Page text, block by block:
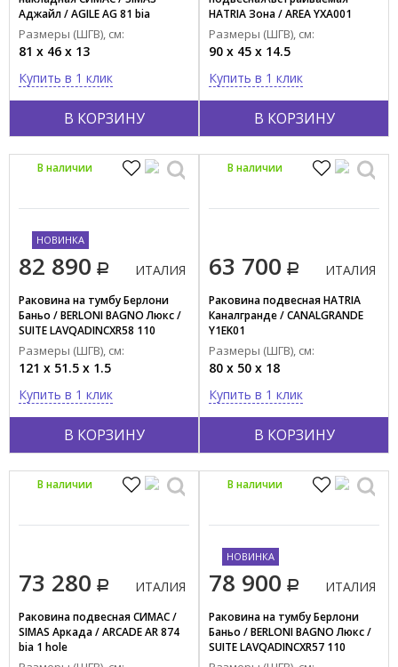
В КОРЗИНУ
Аджайл / AGILE AG 81 bia
Размеры (ШГВ), см:
81 x 46 x 13
Купить в 1 клик
В КОРЗИНУ
HATRIA Зона / AREA YXA001
Размеры (ШГВ), см:
90 x 45 x 14.5
Купить в 1 клик
82 890
В КОРЗИНУ
ИТАЛИЯ
Раковина на тумбу Берлони
Баньо / BERLONI BAGNO Люкс /
SUITE LAVQADINCXR58 110
(000TC121AD)
Размеры (ШГВ), см:
121 x 51.5 x 1.5
Купить в 1 клик
В наличии
НОВИНКА
63 700
В КОРЗИНУ
ИТАЛИЯ
Раковина подвесная HATRIA
Каналгранде / CANALGRANDE
Y1EK01
Размеры (ШГВ), см:
80 x 50 x 18
Купить в 1 клик
В наличии
73 280 ИТАЛИЯ
Раковина подвесная СИМАС /
SIMAS Аркада / ARCADE AR 874
bia 1 hole
В наличии
78 900 ИТАЛИЯ
Раковина на тумбу Берлони
Баньо / BERLONI BAGNO Люкс /
SUITE LAVQADINCXR57 110
(000TC106AD)
В наличии
НОВИНКА